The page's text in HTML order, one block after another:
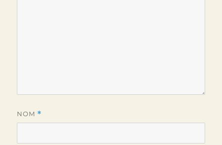
NOM *